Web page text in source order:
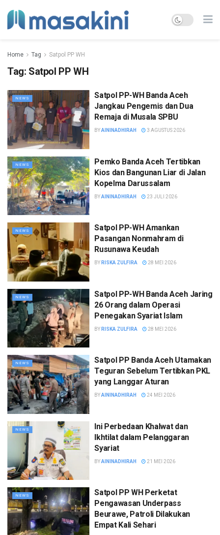
Home Tag Satpol PP WH
Tag: Satpol PP WH
NEWS
Satpol PP-WH Banda Aceh
Jangkau Pengemis dan Dua
Remaja di Musala SPBU
BYAININADHIRAH 3 AGUSTUS 2026
NEWS
Pemko Banda Aceh Tertibkan
Kios dan Bangunan Liar di Jalan
Kopelma Darussalam
BYAININADHIRAH 23 JULI 2026
NEWS
Satpol PP-WH Amankan
Pasangan Nonmahram di
Rusunawa Keudah
BY RISKA ZULFIRA 28 MEI 2026
NEWS
Satpol PP-WH Banda Aceh Jaring
26 Orang dalam Operasi
Penegakan Syariat Islam
BY RISKA ZULFIRA 28 MEI 2026
NEWS
Satpol PP Banda Aceh Utamakan
Teguran Sebelum Tertibkan PKL
yang Langgar Aturan
BYAININADHIRAH 24 MEI 2026
NEWS
Ini Perbedaan Khalwat dan
Ikhtilat dalam Pelanggaran
Syariat
BYAININADHIRAH 21 MEI 2026
NEWS
Satpol PP WH Perketat
Pengawasan Underpass
Beurawe, Patroli Dilakukan
Empat Kali Sehari